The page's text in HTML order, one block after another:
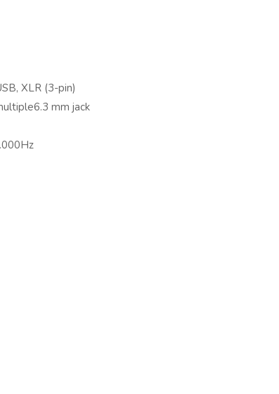
XLR (3-pin)
mm jack
Srl - P.I. 04167210261 |
sono citati solamente al fine descrittivo e possono